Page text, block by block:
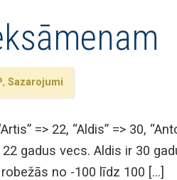
, Sazarojumi
=> 22, “Aldis” => 30,
gadus vecs. Aldis ir 30
no -100 līdz 100 […]